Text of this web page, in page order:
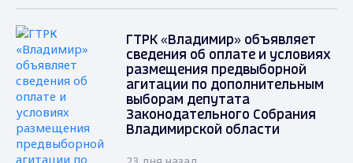
ГТРК «Владимир» объявляет
сведения об оплате и условиях
размещения предвыборной
агитации по дополнительным
выборам депутата
Законодательного Собрания
Владимирской области